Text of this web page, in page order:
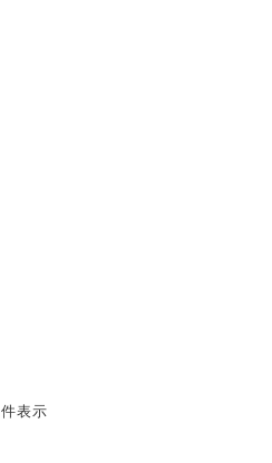
表示